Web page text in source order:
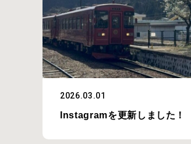
2026.03.01
Instagramを更新しました！